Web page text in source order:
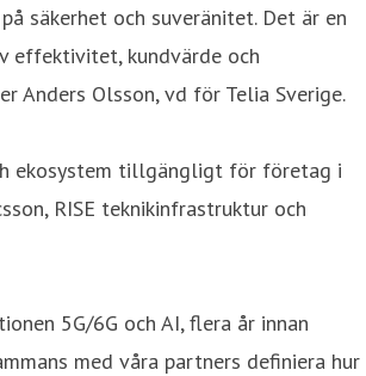
säkerhet och suveränitet. Det är en
effektivitet, kundvärde och
Anders Olsson, vd för Telia Sverige.
ekosystem tillgängligt för företag i
RISE teknikinfrastruktur och
5G/6G och AI, flera år innan
med våra partners definiera hur